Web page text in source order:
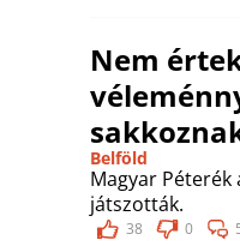
Nem
Belföld
Magyar
játszották.
38 0